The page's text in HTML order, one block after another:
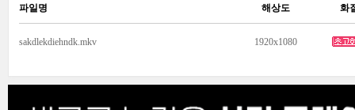
파일명 해상도 화
sakdlekdiehndk.mkv 1920x1080